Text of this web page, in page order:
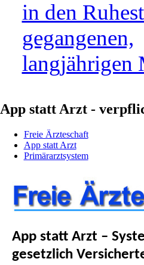
in den
gegangenen,
langjährigen
App statt Arzt -
Freie Ärzteschaft
App statt Arzt
Primärarztsystem
App statt Arzt –
gesetzlich